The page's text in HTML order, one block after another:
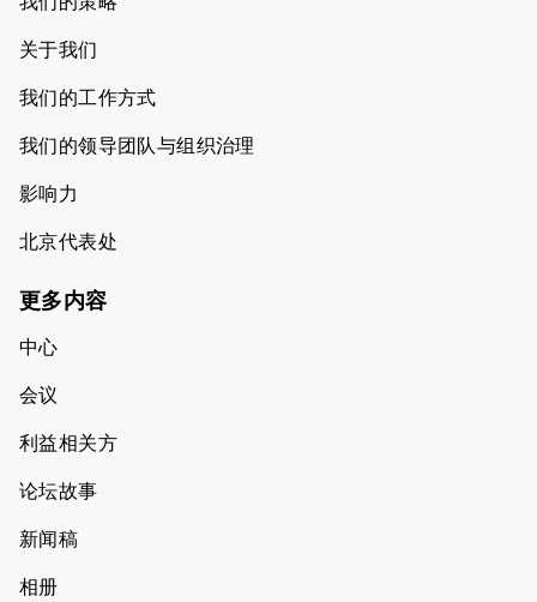
关于我们
我们的工作方式
我们的领导团队与组织治理
影响力
北京代表处
更多内容
中心
会议
利益相关方
论坛故事
新闻稿
相册